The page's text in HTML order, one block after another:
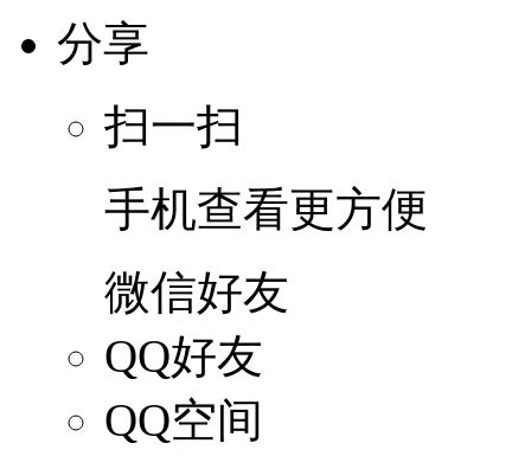
分享
扫一扫
手机查看更方便
微信好友
QQ好友
QQ空间